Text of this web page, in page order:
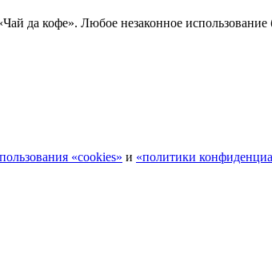
да кофе». Любое незаконное использование
«cookies» и «политики